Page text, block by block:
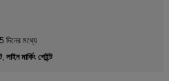
দিনের মধ্যে
, লাইন মার্কিং পেইন্ট